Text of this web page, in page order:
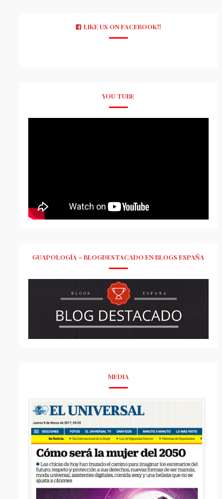
LIKE US ON FACEBOOK!!
YOU TUBE
GUAPOLOGÍA – BLOGDESTACADO EN BLOGS ESPAÑA
MEDIA